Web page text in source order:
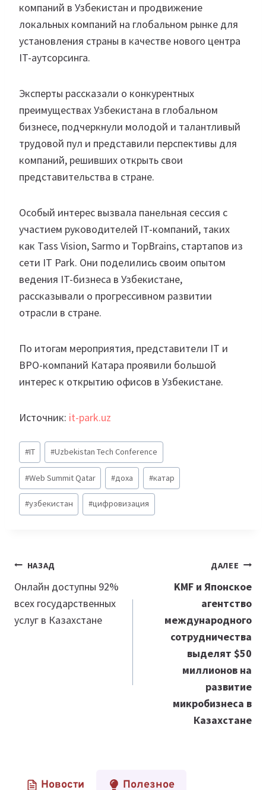
компаний в Узбекистан и продвижение
локальных компаний на глобальном рынке для
установления страны в качестве нового центра
IT-аутсорсинга.
Эксперты рассказали о конкурентных
преимуществах Узбекистана в глобальном
бизнесе, подчеркнули молодой и талантливый
трудовой пул и представили перспективы для
компаний, решивших открыть свои
представительства в стране.
Особый интерес вызвала панельная сессия с
участием руководителей IT-компаний, таких
как Tass Vision, Sarmo и TopBrains, стартапов из
сети IT Park. Они поделились своим опытом
ведения IT-бизнеса в Узбекистане,
рассказывали о прогрессивном развитии
отрасли в стране.
По итогам мероприятия, представители IT и
BPO-компаний Катара проявили большой
интерес к открытию офисов в Узбекистане.
Источник: it-park.uz
Метки
записи:
#IT #Uzbekistan Tech Conference
#Web Summit Qatar #доха #катар
#узбекистан #цифровизация
Навигация
по
записям
НАЗАД
Онлайн доступны 92%
всех государственных
услуг в Казахстане
ДАЛЕЕ
KMF и Японское
агентство
международного
сотрудничества
выделят $50
миллионов на
развитие
микробизнеса в
Казахстане
Новости Полезное